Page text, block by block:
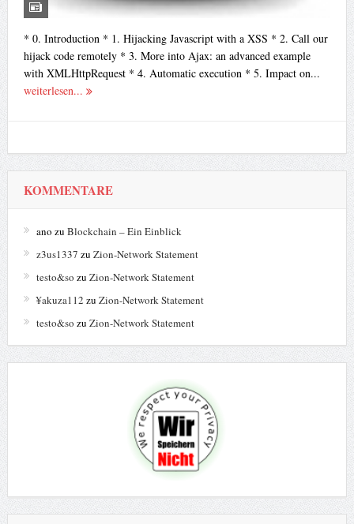
* 0. Introduction * 1. Hijacking Javascript with a XSS * 2. Call our
hijack code remotely * 3. More into Ajax: an advanced example
with XMLHttpRequest * 4. Automatic execution * 5. Impact on...
weiterlesen...
KOMMENTARE
ano zu Blockchain – Ein Einblick
z3us1337 zu Zion-Network Statement
testo&so zu Zion-Network Statement
¥akuza112 zu Zion-Network Statement
testo&so zu Zion-Network Statement